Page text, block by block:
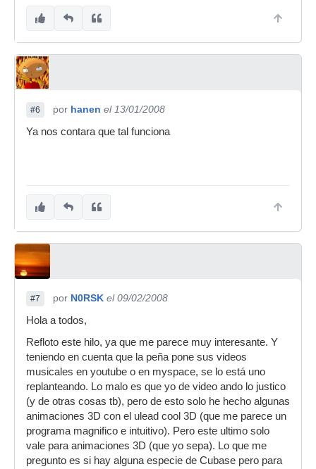
#6 por hanen el 13/01/2008
Ya nos contara que tal funciona
#7 por N0RSK el 09/02/2008
Hola a todos,
Refloto este hilo, ya que me parece muy interesante. Y
teniendo en cuenta que la peña pone sus videos
musicales en youtube o en myspace, se lo está uno
replanteando. Lo malo es que yo de video ando lo justico
(y de otras cosas tb), pero de esto solo he hecho algunas
animaciones 3D con el ulead cool 3D (que me parece un
programa magnifico e intuitivo). Pero este ultimo solo
vale para animaciones 3D (que yo sepa). Lo que me
pregunto es si hay alguna especie de Cubase pero para